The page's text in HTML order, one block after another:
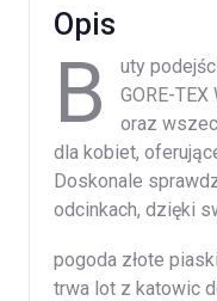
Opis
B
uty
GORE-
oraz
dla kobiet,
Doskonale
odcinkach, dzięki
pogoda złote
trwa lot z katowic